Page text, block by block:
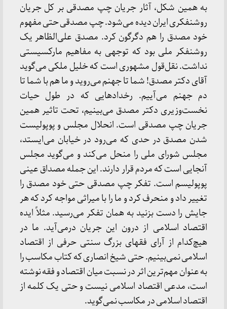
به همین شکل، آثار جریان چپ مصدقی بر کل جریان
روشنفکری ایران دیده می‌شود. چپ مصدقی حتی مفهوم
خود مصدق را هم دگرگون کرد. مصدق علی‌الظاهر یک
روشنفکر ملی بود که توجهی به مفاهیم مارکسیستی
نداشت. نقل‌قول مشهوری است که خلیل ملکی می‌گوید
آقای دکتر مصدق! شما تا جهنم می‌روید و ما هم با شما تا
دم جهنم می‌آییم. رخدادهایی که در طول حیات
نخست‌وزیری دکتر مصدق می‌بینیم، تحت تاثیر همین
جریان چپ مصدقی است. انحلال مجلس و پوپولیست
شدن مصدق در حدی که می‌رود در خیابان می‌ایستد،
مجلس شورای ملی را منحل می‌کند و می‌گوید مجلس
آنجایی است که مردم قرار دارند. این جمله مصداق عینی
پوپولیسم است. تفکر چپ مصدقی حتی خود مصدق را
تغییر داد و منحرف کرد و ما را با میراثی مواجه کرد که هر
جایش را دست بزنید به همان تفکر می‌رسید. مثلاً ایده
اقتصاد اسلامی از درون این جریان درمی‌آید. ما در
هیچ‌کدام از آرای فقهای بزرگ سنتی حرفی از اقتصاد
اسلامی نمی‌بینیم. حتی شیخ انصاری که کتاب مکاسب را
به عنوان مهم‌ترین اثر در نسبت میان اقتصاد و فقه نوشته
است، مدعی اقتصاد اسلامی نیست و حتی یک کلمه از
اقتصاد اسلامی در مکاسب نمی‌گوید.